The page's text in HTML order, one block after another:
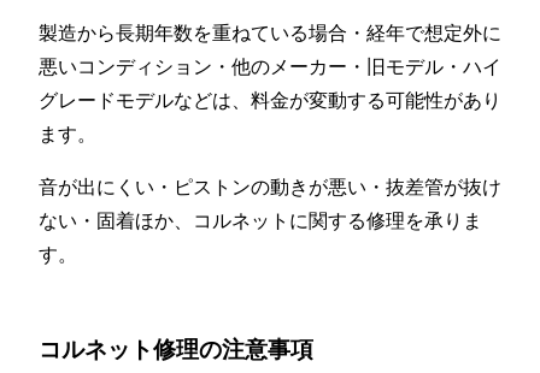
製造から長期年数を重ねている場合・経年で想定外に
悪いコンディション・他のメーカー・旧モデル・ハイ
グレードモデルなどは、料金が変動する可能性があり
ます。
音が出にくい・ピストンの動きが悪い・抜差管が抜け
ない・固着ほか、コルネットに関する修理を承りま
す。
コルネット修理の注意事項